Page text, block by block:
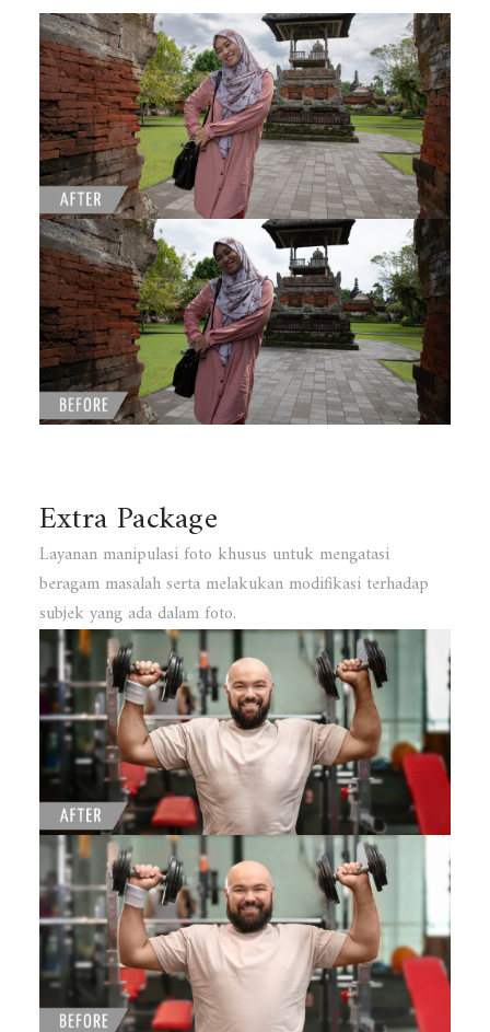
Extra Package
Layanan manipulasi foto khusus untuk mengatasi
beragam masalah serta melakukan modifikasi terhadap
subjek yang ada dalam foto.